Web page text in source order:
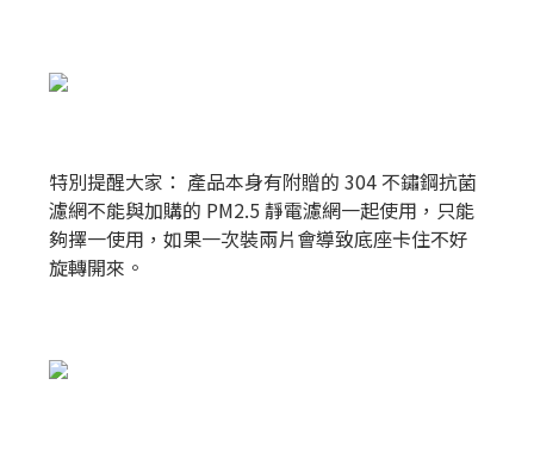
特別提醒大家： 產品本身有附贈的 304 不鏽鋼抗菌
濾網不能與加購的 PM2.5 靜電濾網一起使用，只能
夠擇一使用，如果一次裝兩片會導致底座卡住不好
旋轉開來。